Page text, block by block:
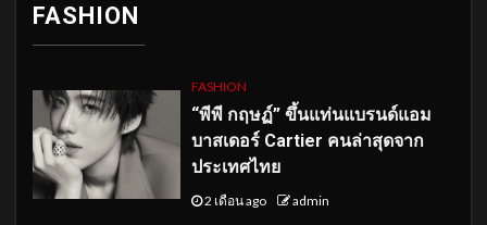
FASHION
FASHION
“พีพี กฤษฏ์” ขึ้นแท่นแบรนด์แอม
บาสเดอร์ Cartier คนล่าสุดจาก
ประเทศไทย
2 เดือน ago admin